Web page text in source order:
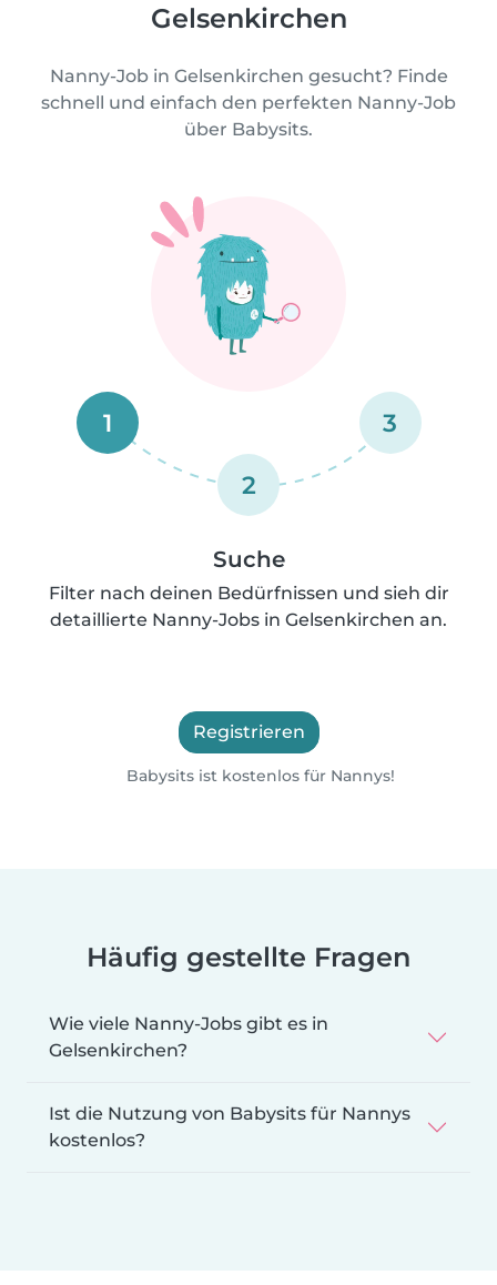
Gelsenkirchen
Nanny-Job in Gelsenkirchen gesucht? Finde
schnell und einfach den perfekten Nanny-Job
über Babysits.
1
2
3
Suche
Filter nach deinen Bedürfnissen und sieh dir
detaillierte Nanny-Jobs in Gelsenkirchen an.
Registrieren
Babysits ist kostenlos für Nannys!
Häufig gestellte Fragen
Wie viele Nanny-Jobs gibt es in
Gelsenkirchen?
Ist die Nutzung von Babysits für Nannys
kostenlos?